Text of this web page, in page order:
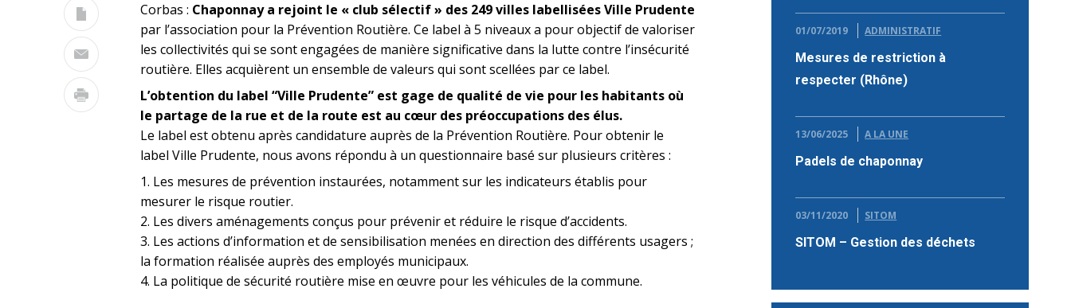
Corbas : Chaponnay a rejoint le « club sélectif » des 249 villes labellisées Ville Prudente
par l’association pour la Prévention Routière. Ce label à 5 niveaux a pour objectif de valoriser
les collectivités qui se sont engagées de manière significative dans la lutte contre l’insécurité
routière. Elles acquièrent un ensemble de valeurs qui sont scellées par ce label.
L’obtention du label “Ville Prudente” est gage de qualité de vie pour les habitants où
le partage de la rue et de la route est au cœur des préoccupations des élus.
Le label est obtenu après candidature auprès de la Prévention Routière. Pour obtenir le
label Ville Prudente, nous avons répondu à un questionnaire basé sur plusieurs critères :
1. Les mesures de prévention instaurées, notamment sur les indicateurs établis pour
mesurer le risque routier.
2. Les divers aménagements conçus pour prévenir et réduire le risque d’accidents.
3. Les actions d’information et de sensibilisation menées en direction des différents usagers ;
la formation réalisée auprès des employés municipaux.
4. La politique de sécurité routière mise en œuvre pour les véhicules de la commune.
01/07/2019 ADMINISTRATIF
Mesures de restriction à
respecter (Rhône)
13/06/2025 A LA UNE
Padels de chaponnay
03/11/2020 SITOM
SITOM – Gestion des déchets